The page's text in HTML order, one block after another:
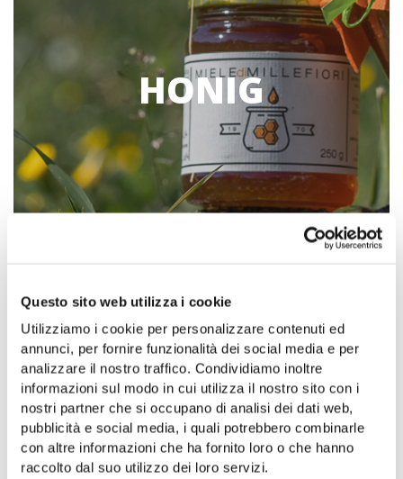
Questo sito web utilizza i cookie
Utilizziamo i cookie per personalizzare contenuti ed
annunci, per fornire funzionalità dei social media e per
analizzare il nostro traffico. Condividiamo inoltre
informazioni sul modo in cui utilizza il nostro sito con i
nostri partner che si occupano di analisi dei dati web,
pubblicità e social media, i quali potrebbero combinarle
con altre informazioni che ha fornito loro o che hanno
raccolto dal suo utilizzo dei loro servizi.
HONIG
KONFITÜREN